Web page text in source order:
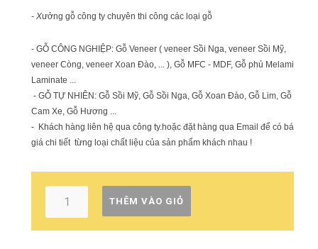
- Xưởng gỗ công ty chuyên thi công các loại gỗ
- GỖ CÔNG NGHIỆP: Gỗ Veneer ( veneer Sồi Nga, veneer Sồi Mỹ,
veneer Còng, veneer Xoan Đào, ... ), Gỗ MFC - MDF, Gỗ phủ Melamin,
Laminate ...
- GỖ TỰ NHIÊN: Gỗ Sồi Mỹ, Gỗ Sồi Nga, Gỗ Xoan Đào, Gỗ Lim, Gỗ
Cam Xe, Gỗ Hương ...
- Khách hàng liên hệ qua công ty.hoặc đặt hàng qua Email để có báo
giá chi tiết từng loại chất liệu của sản phẩm khách nhau !
THÊM VÀO GIỎ